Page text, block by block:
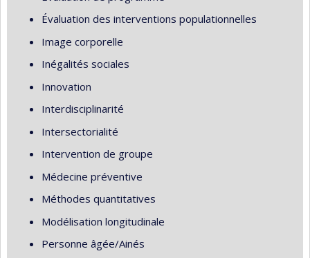
Évaluation des interventions populationnelles
Image corporelle
Inégalités sociales
Innovation
Interdisciplinarité
Intersectorialité
Intervention de groupe
Médecine préventive
Méthodes quantitatives
Modélisation longitudinale
Personne âgée/Ainés